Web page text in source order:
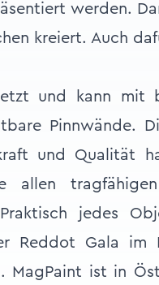
werden.
kreiert. Auch
und kann mit
Pinnwände.
und Qualität
allen
jedes
Reddot Gala im
MagPaint ist in